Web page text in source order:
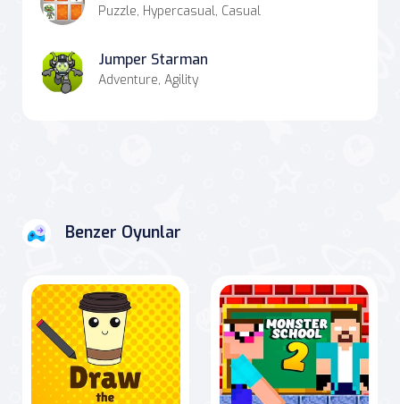
Puzzle, Hypercasual, Casual
Jumper Starman
Adventure, Agility
Benzer Oyunlar